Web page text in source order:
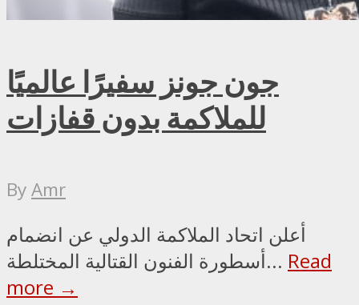
جون جونز سفيرًا عالميًا
للملاكمة بدون قفازات
ByAmr
أعلن اتحاد الملاكمة الدولي عن انضمام
أسطورة الفنون القتالية المختلطة... Read
more →